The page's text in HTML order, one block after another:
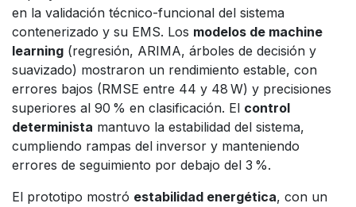
en la validación técnico-funcional del sistema
contenerizado y su EMS. Los modelos de machine
learning (regresión, ARIMA, árboles de decisión y
suavizado) mostraron un rendimiento estable, con
errores bajos (RMSE entre 44 y 48 W) y precisiones
superiores al 90 % en clasificación. El control
determinista mantuvo la estabilidad del sistema,
cumpliendo rampas del inversor y manteniendo
errores de seguimiento por debajo del 3 %.
El prototipo mostró estabilidad energética, con un